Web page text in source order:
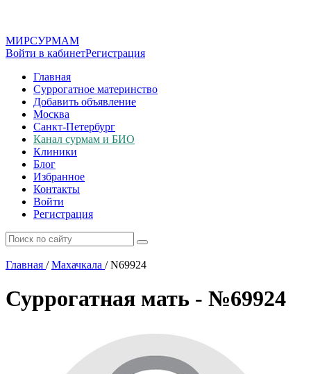
МИРСУРМАМ
Войти в кабинетРегистрация
Главная
Суррогатное материнство
Добавить объявление
Москва
Санкт-Петербург
Канал сурмам и БИО
Клиники
Блог
Избранное
Контакты
Войти
Регистрация
Главная / Махачкала /N69924
Суррогатная мать - №69924